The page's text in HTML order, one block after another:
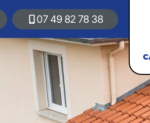
07 49 82 78 38